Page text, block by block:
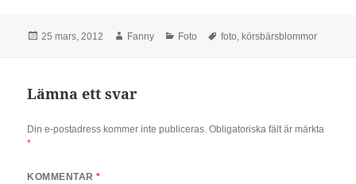
Postat
25 mars, 2012 Författare
Fanny Kategorier
Foto Taggar
foto ,körsbärsblommor
Lämna ett svar
Din e-postadress kommer inte publiceras. Obligatoriska fält är märkta
*
KOMMENTAR*